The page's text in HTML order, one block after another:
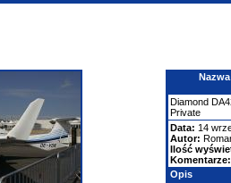
Diamond
Private
Data: 14
Autor:
Ilość
Komentarze:
Opis